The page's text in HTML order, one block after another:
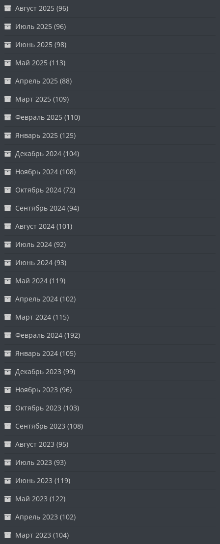
Август 2025 (96)
Июль 2025 (96)
Июнь 2025 (98)
Май 2025 (113)
Апрель 2025 (88)
Март 2025 (109)
Февраль 2025 (110)
Январь 2025 (125)
Декабрь 2024 (104)
Ноябрь 2024 (108)
Октябрь 2024 (72)
Сентябрь 2024 (94)
Август 2024 (101)
Июль 2024 (92)
Июнь 2024 (93)
Май 2024 (119)
Апрель 2024 (102)
Март 2024 (115)
Февраль 2024 (192)
Январь 2024 (105)
Декабрь 2023 (99)
Ноябрь 2023 (96)
Октябрь 2023 (103)
Сентябрь 2023 (108)
Август 2023 (95)
Июль 2023 (93)
Июнь 2023 (119)
Май 2023 (122)
Апрель 2023 (102)
Март 2023 (104)